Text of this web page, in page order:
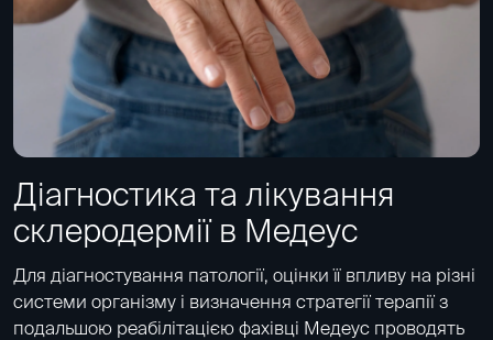
Діагностика та лікування
склеродермії в Медеус
Для діагностування патології, оцінки її впливу на різні
системи організму і визначення стратегії терапії з
подальшою реабілітацією фахівці Медеус проводять